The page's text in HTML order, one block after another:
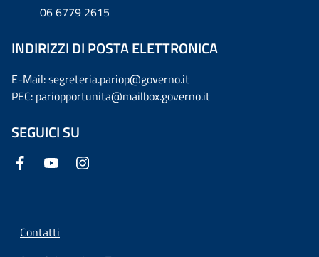
06 6779 2615
INDIRIZZI DI POSTA ELETTRONICA
E-Mail: segreteria.pariop@governo.it
PEC: pariopportunita@mailbox.governo.it
SEGUICI SU
Contatti